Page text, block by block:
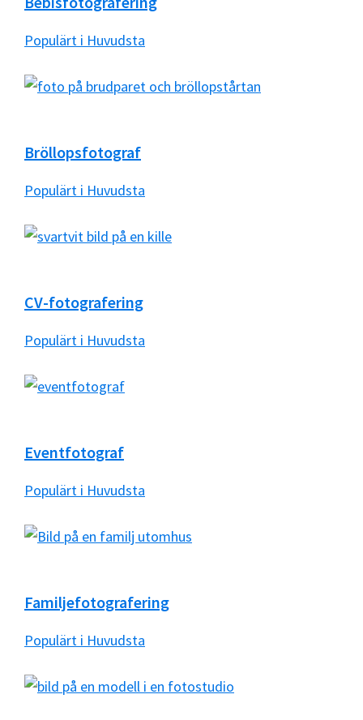
Populärt i Huvudsta
Bröllopsfotograf
Populärt i Huvudsta
CV-fotografering
Populärt i Huvudsta
Eventfotograf
Populärt i Huvudsta
Familjefotografering
Populärt i Huvudsta